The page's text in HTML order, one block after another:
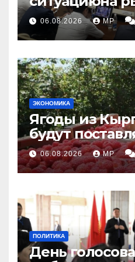
топливными
06.08.2026 MP
ЭКОНОМИКА
Ягоды из
будут
06.08.2026 MP
ПОЛИТИКА
День